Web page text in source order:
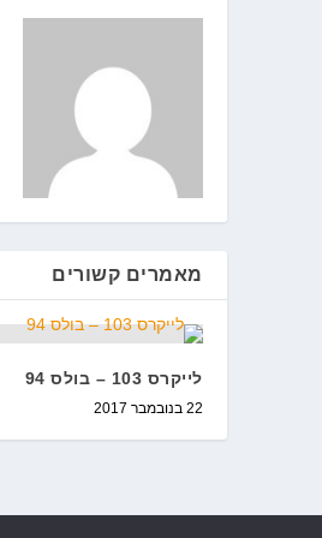
מאמרים קשורים
לייקרס 103 – בולס 94
22 בנובמבר 2017